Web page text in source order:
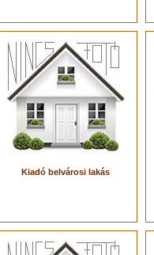
Kiadó belvárosi lakás